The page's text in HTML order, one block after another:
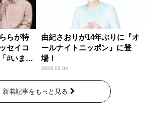
らが特
セイコ
#いまあ
由紀さおりが14年ぶりに『オ
ールナイトニッポン』に登
場！
2026.08.04
新着記事をもっと見る